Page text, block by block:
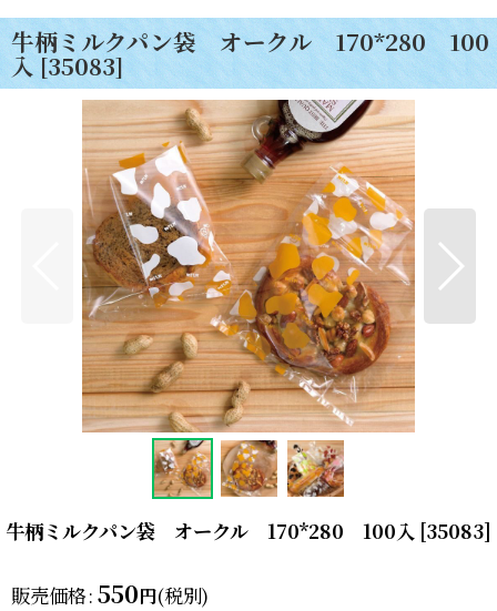
牛柄ミルクパン袋 オークル 170*280 100
入 [35083]
牛柄ミルクパン袋 オークル 170*280 100入 [35083]
販売価格: 550円(税別)